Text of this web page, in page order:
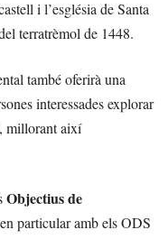
i l’església de Santa
terratrèmol de 1448.
també oferirà una
interessades explorar
millorant així
Objectius de
particular amb els ODS